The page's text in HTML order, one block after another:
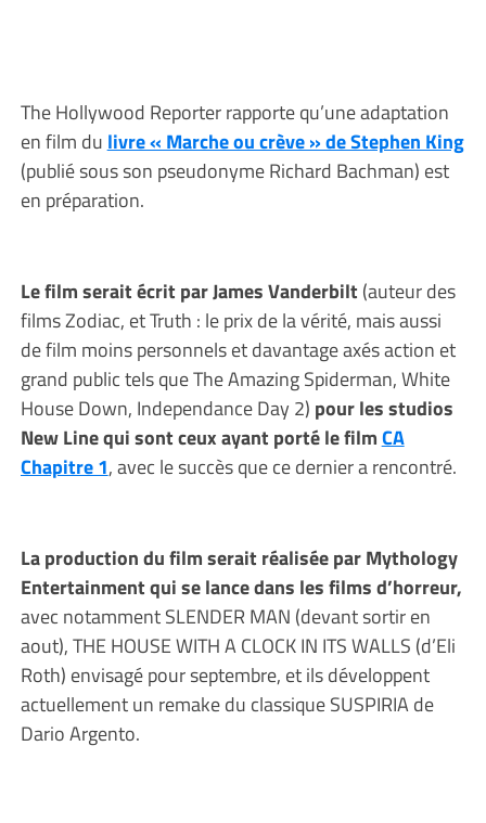
The Hollywood Reporter rapporte qu’une adaptation
en film du livre « Marche ou crève » de Stephen King
(publié sous son pseudonyme Richard Bachman) est
en préparation.
Le film serait écrit par James Vanderbilt (auteur des
films Zodiac, et Truth : le prix de la vérité, mais aussi
de film moins personnels et davantage axés action et
grand public tels que The Amazing Spiderman, White
House Down, Independance Day 2) pour les studios
New Line qui sont ceux ayant porté le filmCA
Chapitre 1, avec le succès que ce dernier a rencontré.
La production du film serait réalisée par Mythology
Entertainment qui se lance dans les films d’horreur,
avec notamment SLENDER MAN (devant sortir en
aout), THE HOUSE WITH A CLOCK IN ITS WALLS (d’Eli
Roth) envisagé pour septembre, et ils développent
actuellement un remake du classique SUSPIRIA de
Dario Argento.